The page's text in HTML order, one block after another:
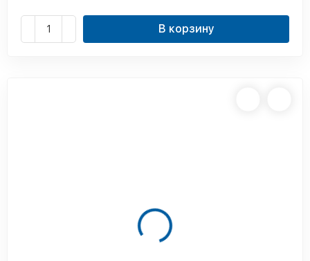
В корзину